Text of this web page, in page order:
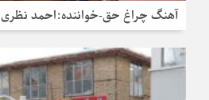
آهنگ چراغ حق-خواننده:احمد نظری